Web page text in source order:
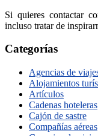
Si quieres contactar
incluso tratar de
Categorías
Agencias de
Alojamientos
Artículos
Cadenas hoteleras
Cajón de sastre
Compañías aéreas